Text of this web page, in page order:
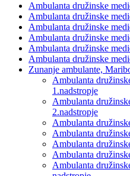
Ambulanta družinske
Ambulanta družinske
Ambulanta družinske
Ambulanta družinske
Ambulanta družinske
Ambulanta družinske
Zunanje ambulante,
Ambulanta
1.nadstropje
Ambulanta
2.nadstropje
Ambulanta
Ambulanta
Ambulanta
Ambulanta
Ambulanta